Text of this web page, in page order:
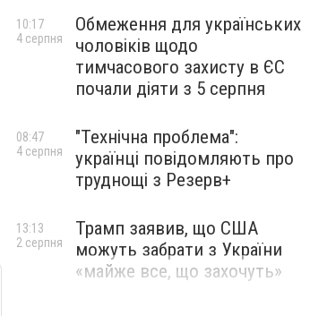
Обмеження для українських
чоловіків щодо
тимчасового захисту в ЄС
почали діяти з 5 серпня
10:17
4 серпня
"Технічна проблема":
українці повідомляють про
труднощі з Резерв+
08:47
4 серпня
Трамп заявив, що США
можуть забрати з України
«майже все, що захочуть»
13:13
2 серпня